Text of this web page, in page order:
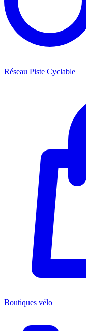
Réseau Piste Cyclable
Boutiques vélo